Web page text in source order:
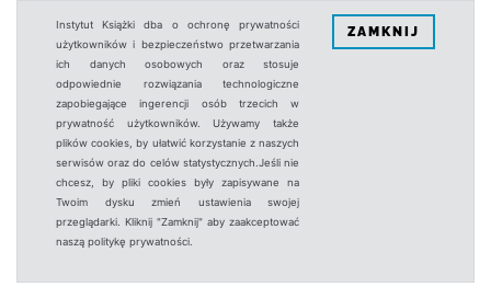
Instytut Książki dba o ochronę prywatności
użytkowników i bezpieczeństwo przetwarzania
ich danych osobowych oraz stosuje
odpowiednie rozwiązania technologiczne
zapobiegające ingerencji osób trzecich w
prywatność użytkowników. Używamy także
plików cookies, by ułatwić korzystanie z naszych
serwisów oraz do celów statystycznych.Jeśli nie
chcesz, by pliki cookies były zapisywane na
Twoim dysku zmień ustawienia swojej
przeglądarki. Kliknij "Zamknij" aby zaakceptować
naszą politykę prywatności.
ZAMKNIJ